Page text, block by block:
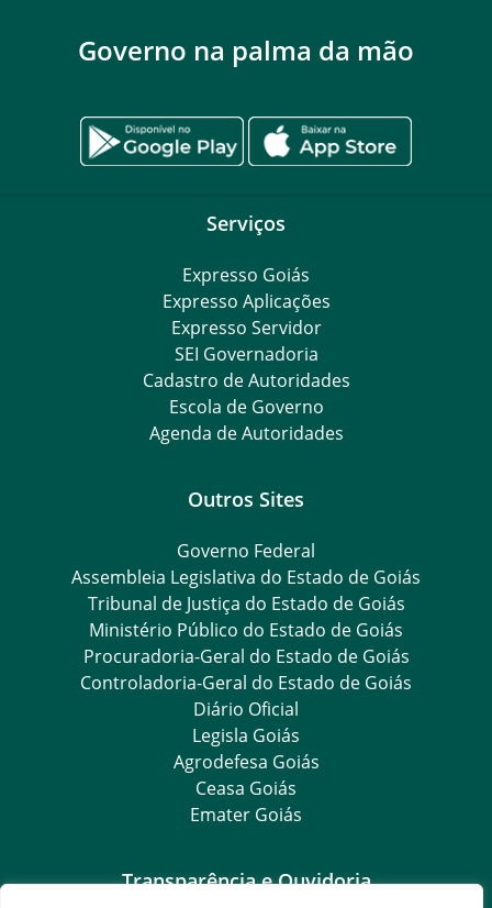
Governo na palma da mão
Serviços
Expresso Goiás
Expresso Aplicações
Expresso Servidor
SEI Governadoria
Cadastro de Autoridades
Escola de Governo
Agenda de Autoridades
Outros Sites
Governo Federal
Assembleia Legislativa do Estado de Goiás
Tribunal de Justiça do Estado de Goiás
Ministério Público do Estado de Goiás
Procuradoria-Geral do Estado de Goiás
Controladoria-Geral do Estado de Goiás
Diário Oficial
Legisla Goiás
Agrodefesa Goiás
Ceasa Goiás
Emater Goiás
Transparência e Ouvidoria